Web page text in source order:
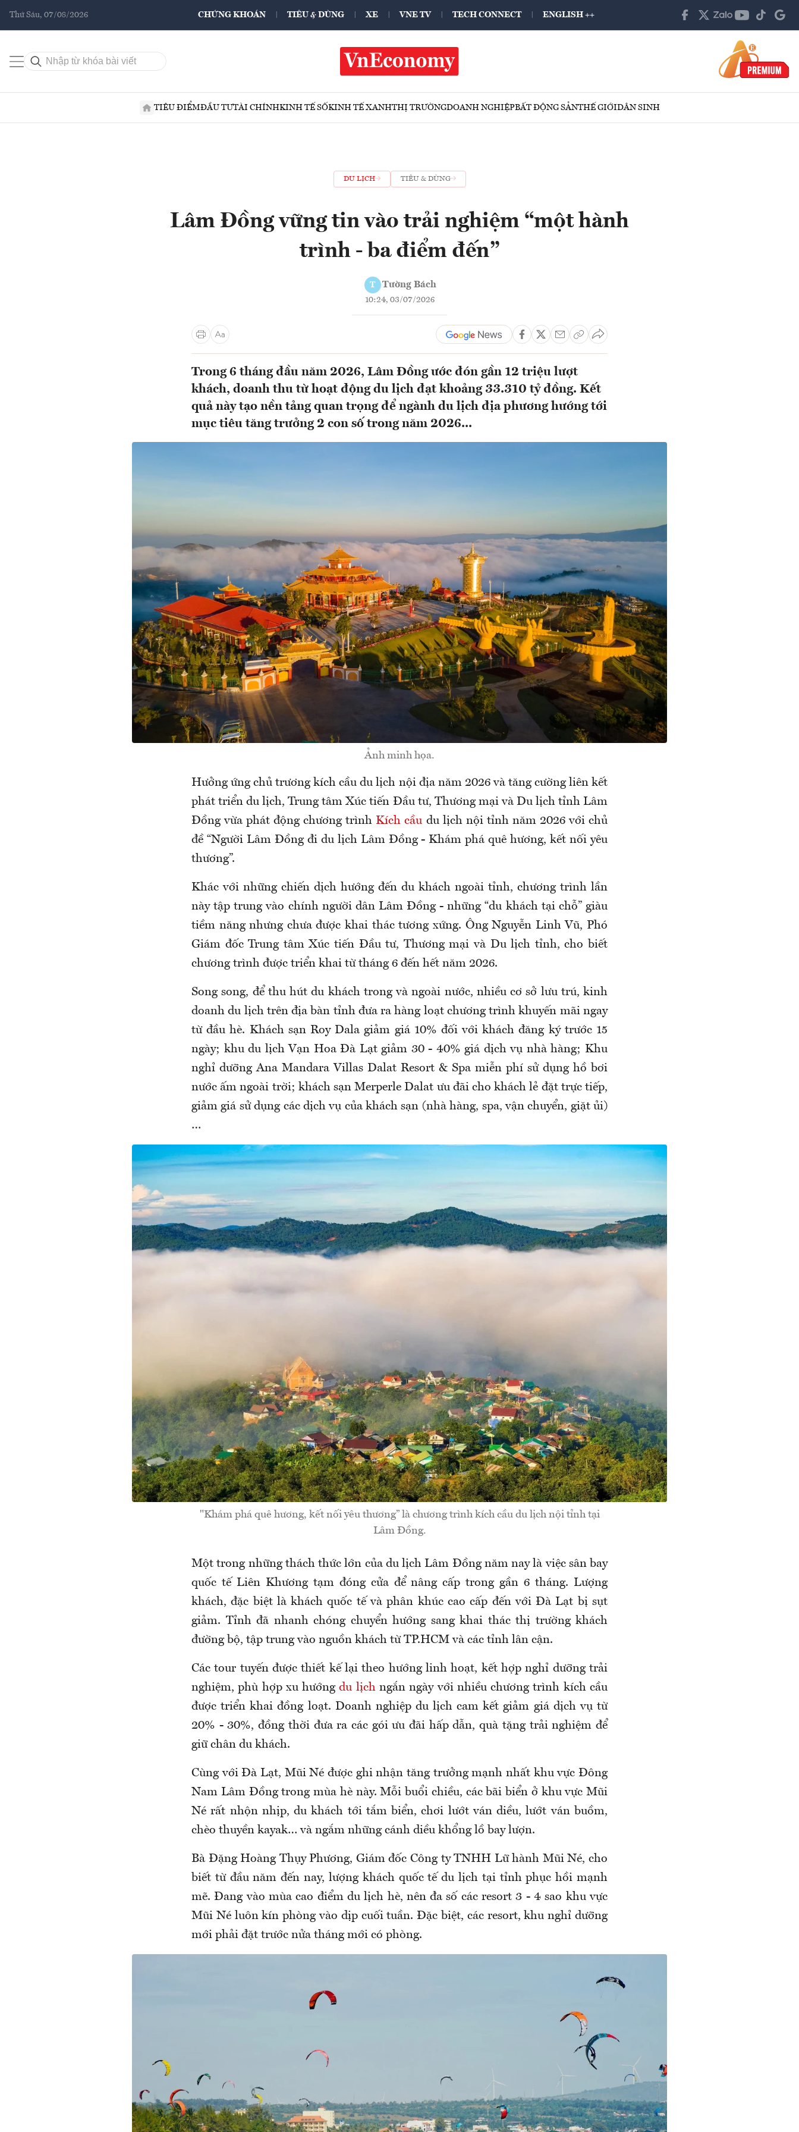
Thứ Sáu, 07/08/2026 CHỨNG KHOÁN TIÊU & DÙNG XE VNE TV TECH CONNECT ENGLISH ++
TIÊU ĐIỂMĐẦU TƯTÀI CHÍNHKINH TẾ SỐKINH TẾ XANHTHỊ TRƯỜNGDOANH NGHIỆPBẤT ĐỘNG SẢNTHẾ GIỚIDÂN SINH
DU LỊCH TIÊU & DÙNG
Lâm Đồng vững tin vào trải nghiệm “một hành
trình - ba điểm đến”
T Tường Bách
10:24, 03/07/2026
Trong 6 tháng đầu năm 2026, Lâm Đồng ước đón gần 12 triệu lượt
khách, doanh thu từ hoạt động du lịch đạt khoảng 33.310 tỷ đồng. Kết
quả này tạo nền tảng quan trọng để ngành du lịch địa phương hướng tới
mục tiêu tăng trưởng 2 con số trong năm 2026...
Ảnh minh họa.
Hưởng ứng chủ trương kích cầu du lịch nội địa năm 2026 và tăng cường liên kết
phát triển du lịch, Trung tâm Xúc tiến Đầu tư, Thương mại và Du lịch tỉnh Lâm
Đồng vừa phát động chương trình Kích cầu du lịch nội tỉnh năm 2026 với chủ
đề “Người Lâm Đồng đi du lịch Lâm Đồng - Khám phá quê hương, kết nối yêu
thương”.
Khác với những chiến dịch hướng đến du khách ngoài tỉnh, chương trình lần
này tập trung vào chính người dân Lâm Đồng - những “du khách tại chỗ” giàu
tiềm năng nhưng chưa được khai thác tương xứng. Ông Nguyễn Linh Vũ, Phó
Giám đốc Trung tâm Xúc tiến Đầu tư, Thương mại và Du lịch tỉnh, cho biết
chương trình được triển khai từ tháng 6 đến hết năm 2026.
Song song, để thu hút du khách trong và ngoài nước, nhiều cơ sở lưu trú, kinh
doanh du lịch trên địa bàn tỉnh đưa ra hàng loạt chương trình khuyến mãi ngay
từ đầu hè. Khách sạn Roy Dala giảm giá 10% đối với khách đăng ký trước 15
ngày; khu du lịch Vạn Hoa Đà Lạt giảm 30 - 40% giá dịch vụ nhà hàng; Khu
nghỉ dưỡng Ana Mandara Villas Dalat Resort & Spa miễn phí sử dụng hồ bơi
nước ấm ngoài trời; khách sạn Merperle Dalat ưu đãi cho khách lẻ đặt trực tiếp,
giảm giá sử dụng các dịch vụ của khách sạn (nhà hàng, spa, vận chuyển, giặt ủi)
…
"Khám phá quê hương, kết nối yêu thương” là chương trình kích cầu du lịch nội tỉnh tại
Lâm Đồng.
Một trong những thách thức lớn của du lịch Lâm Đồng năm nay là việc sân bay
quốc tế Liên Khương tạm đóng cửa để nâng cấp trong gần 6 tháng. Lượng
khách, đặc biệt là khách quốc tế và phân khúc cao cấp đến với Đà Lạt bị sụt
giảm. Tỉnh đã nhanh chóng chuyển hướng sang khai thác thị trường khách
đường bộ, tập trung vào nguồn khách từ TP.HCM và các tỉnh lân cận.
Các tour tuyến được thiết kế lại theo hướng linh hoạt, kết hợp nghỉ dưỡng trải
nghiệm, phù hợp xu hướngdu lịchngắn ngày với nhiều chương trình kích cầu
được triển khai đồng loạt. Doanh nghiệp du lịch cam kết giảm giá dịch vụ từ
20% - 30%, đồng thời đưa ra các gói ưu đãi hấp dẫn, quà tặng trải nghiệm để
giữ chân du khách.
Cùng với Đà Lạt, Mũi Né được ghi nhận tăng trưởng mạnh nhất khu vực Đông
Nam Lâm Đồng trong mùa hè này. Mỗi buổi chiều, các bãi biển ở khu vực Mũi
Né rất nhộn nhịp, du khách tới tắm biển, chơi lướt ván diều, lướt ván buồm,
chèo thuyền kayak… và ngắm những cánh diều khổng lồ bay lượn.
Bà Đặng Hoàng Thụy Phương, Giám đốc Công ty TNHH Lữ hành Mũi Né, cho
biết từ đầu năm đến nay, lượng khách quốc tế du lịch tại tỉnh phục hồi mạnh
mẽ. Đang vào mùa cao điểm du lịch hè, nên đa số các resort 3 - 4 sao khu vực
Mũi Né luôn kín phòng vào dịp cuối tuần. Đặc biệt, các resort, khu nghỉ dưỡng
mới phải đặt trước nửa tháng mới có phòng.